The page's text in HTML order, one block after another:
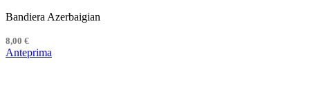
Bandiera Azerbaigian
8,00 €
Anteprima